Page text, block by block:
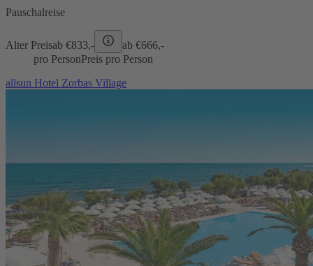
Pauschalreise
Alter Preisab €833,- ab €666,-
pro PersonPreis pro Person
allsun Hotel Zorbas Village